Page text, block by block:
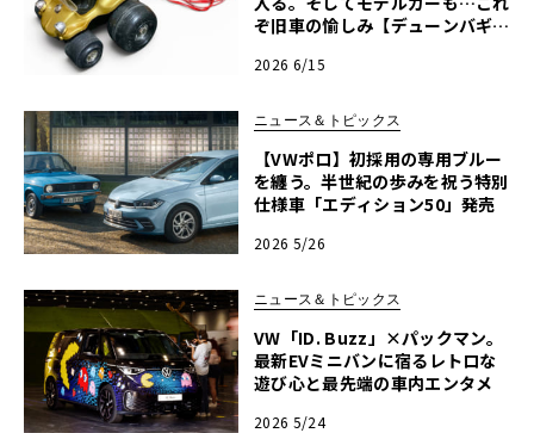
ぞ旧車の愉しみ【デューンバギー
2026 6/15
ニュース＆トピックス
【VWポロ】初採用の専用ブルー
を纏う。半世紀の歩みを祝う特別
仕様車「エディション50」発売
2026 5/26
ニュース＆トピックス
VW「ID. Buzz」×パックマン。
最新EVミニバンに宿るレトロな
遊び心と最先端の車内エンタメ
2026 5/24